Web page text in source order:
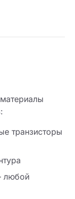
транзисторы
любой